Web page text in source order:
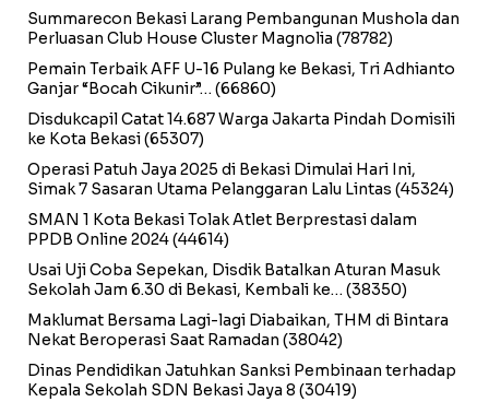
Summarecon Bekasi Larang Pembangunan Mushola dan
Perluasan Club House Cluster Magnolia (78782)
Pemain Terbaik AFF U-16 Pulang ke Bekasi, Tri Adhianto
Ganjar “Bocah Cikunir”… (66860)
Disdukcapil Catat 14.687 Warga Jakarta Pindah Domisili
ke Kota Bekasi(65307)
Operasi Patuh Jaya 2025 di Bekasi Dimulai Hari Ini,
Simak 7 Sasaran Utama Pelanggaran Lalu Lintas (45324)
SMAN 1 Kota Bekasi Tolak Atlet Berprestasi dalam
PPDB Online 2024(44614)
Usai Uji Coba Sepekan, Disdik Batalkan Aturan Masuk
Sekolah Jam 6.30 di Bekasi, Kembali ke… (38350)
Maklumat Bersama Lagi-lagi Diabaikan, THM di Bintara
Nekat Beroperasi Saat Ramadan (38042)
Dinas Pendidikan Jatuhkan Sanksi Pembinaan terhadap
Kepala Sekolah SDN Bekasi Jaya 8 (30419)